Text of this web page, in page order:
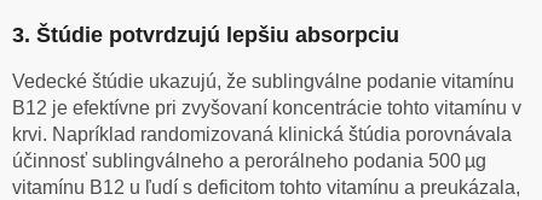
3. Štúdie potvrdzujú lepšiu absorpciu
Vedecké štúdie ukazujú, že sublingválne podanie vitamínu
B12 je efektívne pri zvyšovaní koncentrácie tohto vitamínu v
krvi. Napríklad randomizovaná klinická štúdia porovnávala
účinnosť sublingválneho a perorálneho podania 500 µg
vitamínu B12 u ľudí s deficitom tohto vitamínu a preukázala,